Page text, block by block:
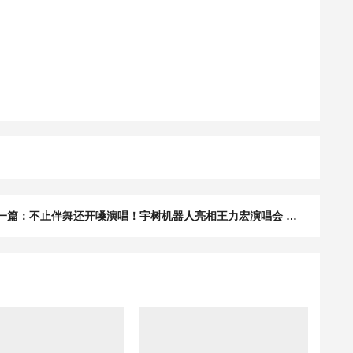
下一篇：不止伴舞还开嗓演唱！宇树机器人亮相王力宏演唱会 拿起话筒那一刻全场嗨翻